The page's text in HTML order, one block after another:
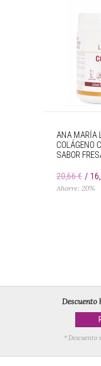
ANA MARÍA
COLÁGENO
SABOR
20,66 €
Ahorre: 20%
Descuento
* Descuento